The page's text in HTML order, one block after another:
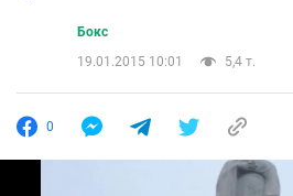
Бокс
19.01.2015 10:01
5,4 т.
0